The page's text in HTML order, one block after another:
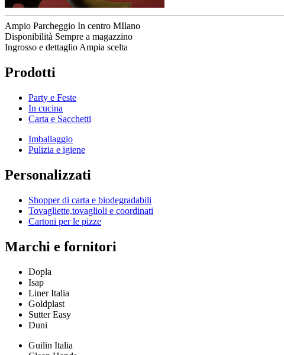
Ampio Parcheggio In centro MIlano
Disponibilità Sempre a magazzino
Ingrosso e dettaglio Ampia scelta
Prodotti
Party e Feste
In cucina
Carta e Sacchetti
Imballaggio
Pulizia e igiene
Personalizzati
Shopper di carta e biodegradabili
Tovagliette,tovaglioli e coordinati
Cartoni per le pizze
Marchi e fornitori
Dopla
Isap
Liner Italia
Goldplast
Sutter Easy
Duni
Guilin Italia